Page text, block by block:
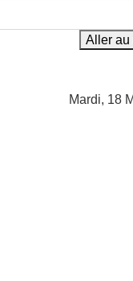
Aller au
Mardi, 18